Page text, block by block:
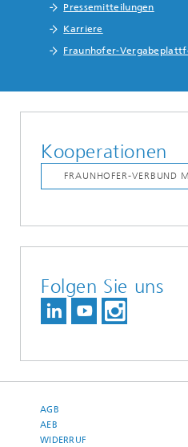
Pressemitteilungen
Karriere
Fraunhofer-
Kooperationen
Folgen Sie uns
AGB
AEB
WIDERRUF